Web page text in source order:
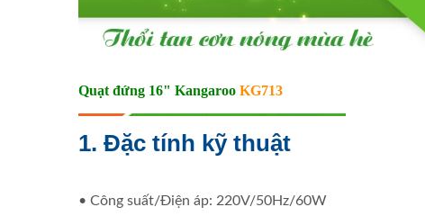
Quạt đứng 16" Kangaroo KG713
1. Đặc tính kỹ thuật
• Công suất/Điện áp: 220V/50Hz/60W